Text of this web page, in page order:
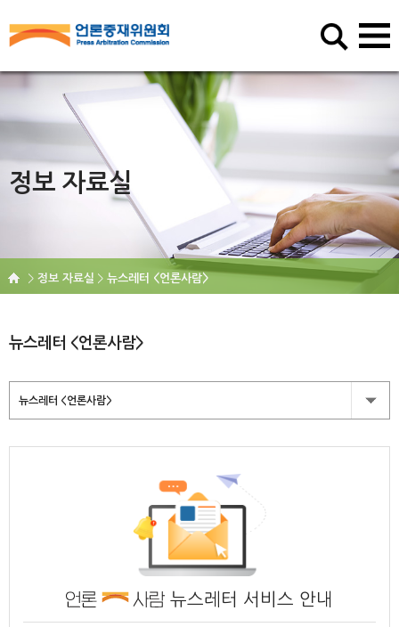
정보 자료실
정보 자료실 뉴스레터 <언론사람>
뉴스레터 <언론사람>
뉴스레터 <언론사람>
뉴스레터 서비스 안내